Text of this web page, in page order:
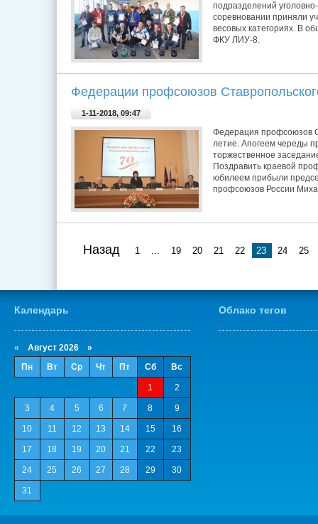
подразделений
соревновании приняли
весовых категориях. В
ФКУ ЛИУ-8.
Федерации профсоюзов
1-11-2018, 09:47
Федерация профсоюзов
летие. Апогеем череды
торжественное
Поздравить краевой
юбилеем прибыли
профсоюзов России
Назад 1 ... 19 20 21 22 23 24 25
Календарь
« Август 2026 »
Пн
Вт Ср Чт Пт Сб Вс
1 2
3 4 5 6 7 8 9
10 11 12 13 14 15 16
17 18 19 20 21 22 23
24 25 26 27 28 29 30
31
Облако тегов